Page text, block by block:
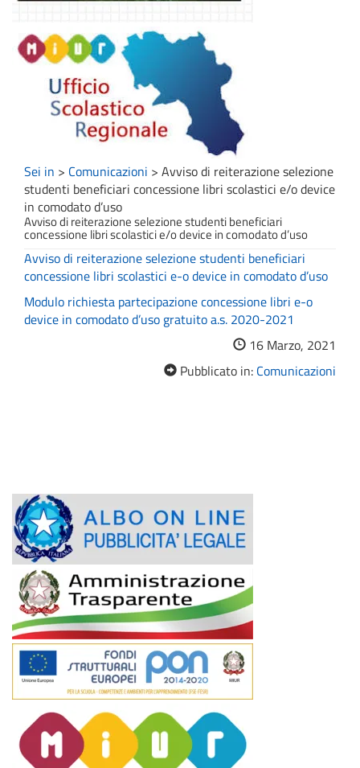
Sei in > Comunicazioni > Avviso di reiterazione selezione
studenti beneficiari concessione libri scolastici e/o device
in comodato d’uso
Avviso di reiterazione selezione studenti beneficiari
concessione libri scolastici e/o device in comodato d’uso
Avviso di reiterazione selezione studenti beneficiari
concessione libri scolastici e-o device in comodato d’uso
Modulo richiesta partecipazione concessione libri e-o
device in comodato d’uso gratuito a.s. 2020-2021
16 Marzo, 2021
Pubblicato in: Comunicazioni